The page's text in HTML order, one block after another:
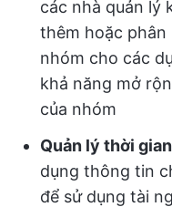
các nhà quản lý
thêm hoặc
nhóm cho các
khả năng mở
của nhóm
Quản lý thời
dụng thông tin
để sử dụng tài